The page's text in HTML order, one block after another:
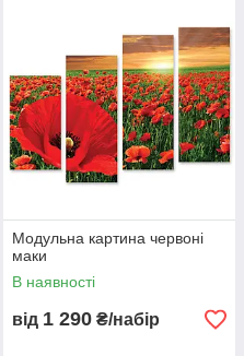
Модульна картина червоні
маки
В наявності
від 1 290 ₴/набір